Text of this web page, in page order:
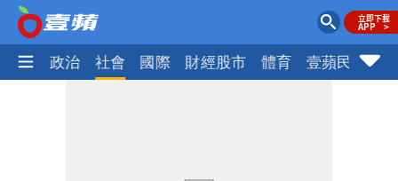
生活 政治 社會 國際 財經股市 體育 壹蘋民調